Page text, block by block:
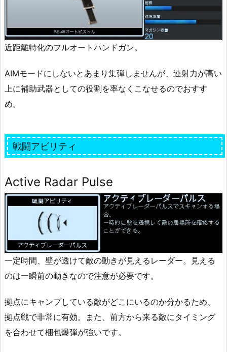
近距離特化のフルオートハンドガン。
AIMモードにしないとあまり集弾しませんが、連射力が高い
上に補助武器としての役割を率なくこなせるのでおすす
め。
戦闘アビリティ
Active Radar Pulse
一定時間、壁が透けて敵の動きが見えるレーダー。見える
のは一瞬前の動きなので注意が必要です。
拠点にキャンプしている敵がどこにいるのか分かるため、
拠点戦で非常に有効。また、前方から来る敵にタイミング
を合わせて梱包爆弾が強いです。